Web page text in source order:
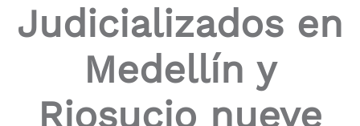
ThisJudicializados en
Medellín y
Riosucio nueve